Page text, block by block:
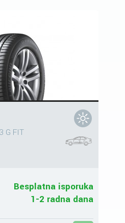
G FIT
Besplatna isporuka
1-2 radna dana